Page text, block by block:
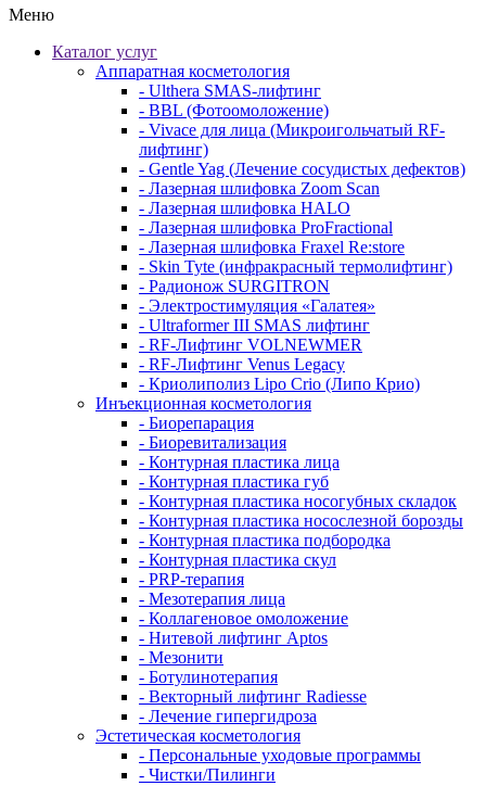
Меню
Каталог услуг
Аппаратная косметология
- Ulthera SMAS-лифтинг
- BBL (Фотоомоложение)
- Vivace для лица (Микроигольчатый RF-
лифтинг)
- Gentle Yag (Лечение сосудистых дефектов)
- Лазерная шлифовка Zoom Scan
- Лазерная шлифовка HALO
- Лазерная шлифовка ProFractional
- Лазерная шлифовка Fraxel Re:store
- Skin Tyte (инфракрасный термолифтинг)
- Радионож SURGITRON
- Электростимуляция «Галатея»
- Ultraformer III SMAS лифтинг
- RF-Лифтинг VOLNEWMER
- RF-Лифтинг Venus Legacy
- Криолиполиз Lipo Crio (Липо Крио)
Инъекционная косметология
- Биорепарация
- Биоревитализация
- Контурная пластика лица
- Контурная пластика губ
- Контурная пластика носогубных складок
- Контурная пластика носослезной борозды
- Контурная пластика подбородка
- Контурная пластика скул
- PRP-терапия
- Мезотерапия лица
- Коллагеновое омоложение
- Нитевой лифтинг Aptos
- Мезонити
- Ботулинотерапия
- Векторный лифтинг Radiesse
- Лечение гипергидроза
Эстетическая косметология
- Персональные уходовые программы
- Чистки/Пилинги